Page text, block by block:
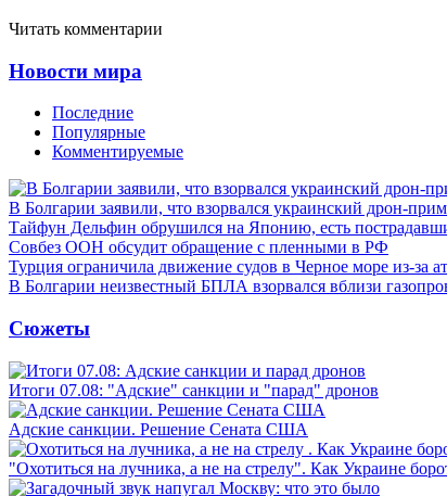
Читать комментарии
Новости мира
Последние
Популярные
Комментируемые
В Болгарии заявили, что взорвался украинский дрон-
Тайфун Дельфин обрушился на Японию, есть
Совбез ООН обсудит обращение с пленными в РФ
Турция ограничила движение судов в Черное море из-за
В Болгарии неизвестный БПЛА взорвался вблизи
Сюжеты
Итоги 07.08: "Адские" санкции и "парад" дронов
Адские санкции. Решение Сената США
"Охотиться на лучника, а не на стрелу". Как Украине